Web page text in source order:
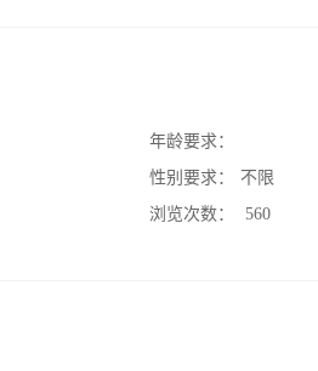
年龄要求：
性别要求：
不限
浏览次数：
560